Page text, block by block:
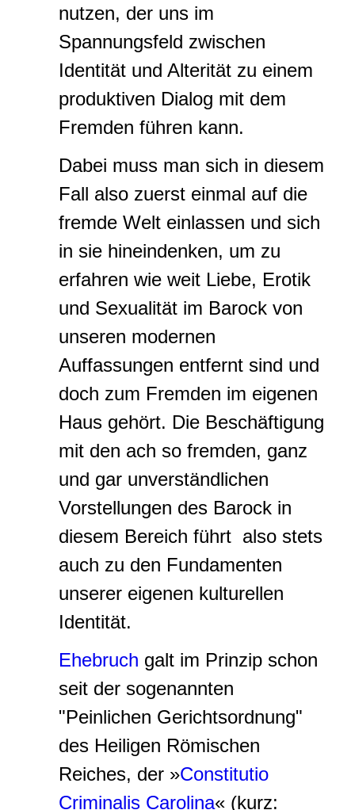
nutzen, der uns im
Spannungsfeld zwischen
Identität und Alterität zu einem
produktiven Dialog mit dem
Fremden führen kann.
Dabei muss man sich in diesem
Fall also zuerst einmal auf die
fremde Welt einlassen und sich
in sie hineindenken, um zu
erfahren wie weit Liebe, Erotik
und Sexualität im Barock von
unseren modernen
Auffassungen entfernt sind und
doch zum Fremden im eigenen
Haus gehört. Die Beschäftigung
mit den ach so fremden, ganz
und gar unverständlichen
Vorstellungen des Barock in
diesem Bereich führt also stets
auch zu den Fundamenten
unserer eigenen kulturellen
Identität.
Ehebruch galt im Prinzip schon
seit der sogenannten
"Peinlichen Gerichtsordnung"
des Heiligen Römischen
Reiches, der »Constitutio
Criminalis Carolina« (kurz: